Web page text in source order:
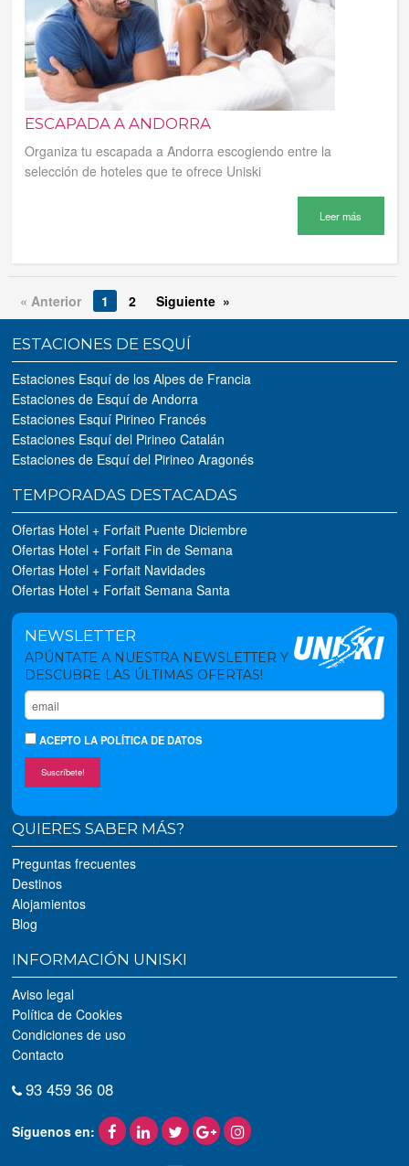
ESCAPADA A ANDORRA
Organiza tu escapada a Andorra escogiendo entre la
selección de hoteles que te ofrece Uniski
Leer más
« Anterior 1 2 Siguiente »
ESTACIONES DE ESQUÍ
Estaciones Esquí de los Alpes de Francia
Estaciones de Esquí de Andorra
Estaciones Esquí Pirineo Francés
Estaciones Esquí del Pirineo Catalán
Estaciones de Esquí del Pirineo Aragonés
TEMPORADAS DESTACADAS
Ofertas Hotel + Forfait Puente Diciembre
Ofertas Hotel + Forfait Fin de Semana
Ofertas Hotel + Forfait Navidades
Ofertas Hotel + Forfait Semana Santa
NEWSLETTER
APÚNTATE A NUESTRA NEWSLETTER Y
DESCUBRE LAS ÚLTIMAS OFERTAS!
ACEPTOLA POLÍTICA DE DATOS
Suscríbete!
QUIERES SABER MÁS?
Preguntas frecuentes
Destinos
Alojamientos
Blog
INFORMACIÓN UNISKI
Aviso legal
Política de Cookies
Condiciones de uso
Contacto
93 459 36 08
Síguenos en: